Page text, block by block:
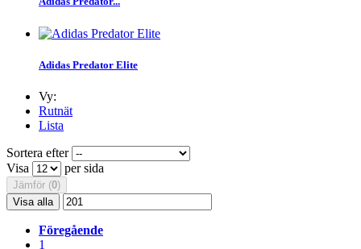
Adidas Predator Elite
Vy:
Rutnät
Lista
Sortera efter
Visa
per sida
Jämför (0)
Visa alla
Föregående
1